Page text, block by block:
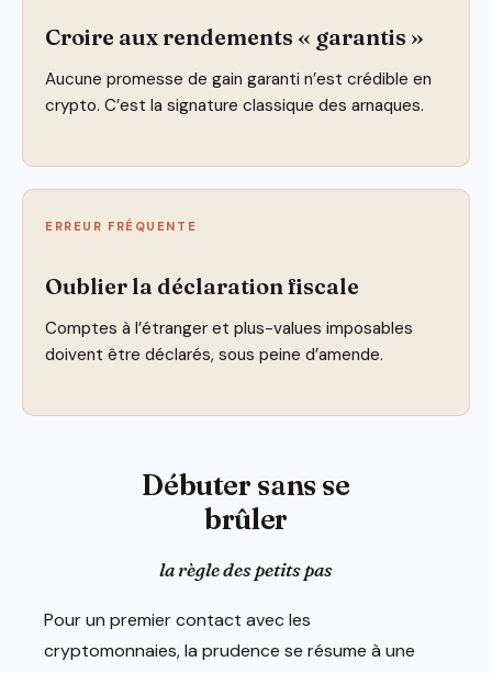
Croire aux rendements « garantis »
Aucune promesse de gain garanti n’est crédible en
crypto. C’est la signature classique des arnaques.
ERREUR FRÉQUENTE
Oublier la déclaration fiscale
Comptes à l’étranger et plus-values imposables
doivent être déclarés, sous peine d’amende.
Débuter sans se
brûler
la règle des petits pas
Pour un premier contact avec les
cryptomonnaies, la prudence se résume à une